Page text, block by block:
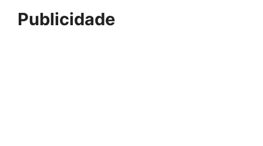
Publicidade